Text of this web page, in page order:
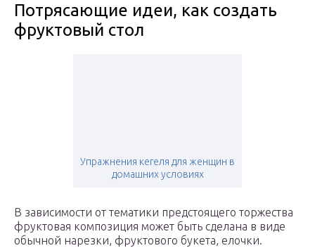
Потрясающие идеи, как создать
фруктовый стол
Упражнения кегеля для женщин в
домашних условиях
В зависимости от тематики предстоящего торжества
фруктовая композиция может быть сделана в виде
обычной нарезки, фруктового букета, елочки.